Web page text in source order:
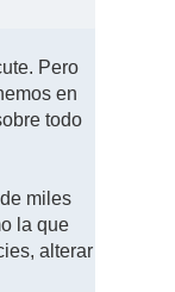
Pero
en
todo
miles
la que
alterar